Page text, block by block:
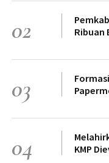
02
Ribuan
03
04
KMP